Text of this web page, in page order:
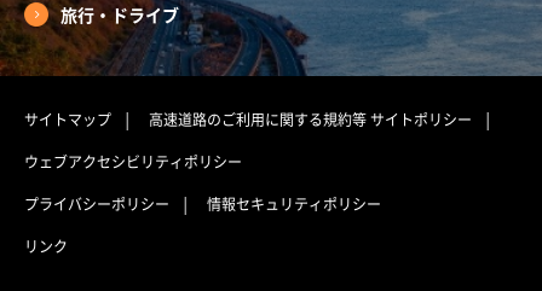
旅行・ドライブ
サイトマップ 高速道路のご利用に関する規約等サイトポリシー
ウェブアクセシビリティポリシー
プライバシーポリシー
情報セキュリティポリシー
リンク